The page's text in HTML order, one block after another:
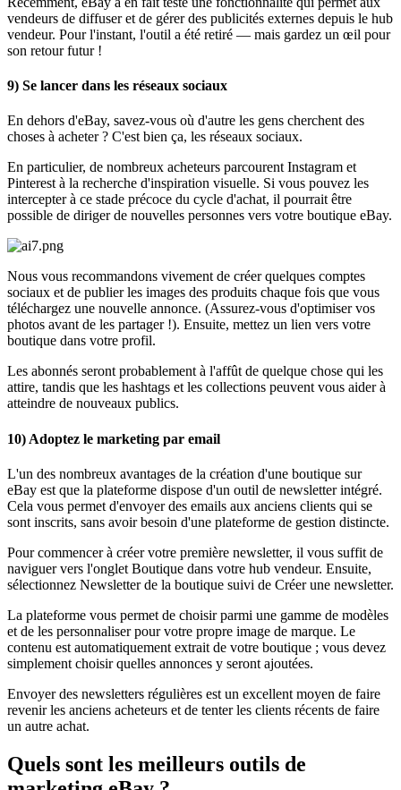
vendeurs de diffuser et de gérer des publicités externes depuis le hub
vendeur. Pour l'instant, l'outil a été retiré — mais gardez un œil pour
son retour futur !
9) Se lancer dans les réseaux sociaux
En dehors d'eBay, savez-vous où d'autre les gens cherchent des
choses à acheter ? C'est bien ça, les réseaux sociaux.
En particulier, de nombreux acheteurs parcourent Instagram et
Pinterest à la recherche d'inspiration visuelle. Si vous pouvez les
intercepter à ce stade précoce du cycle d'achat, il pourrait être
possible de diriger de nouvelles personnes vers votre boutique eBay.
Nous vous recommandons vivement de créer quelques comptes
sociaux et de publier les images des produits chaque fois que vous
téléchargez une nouvelle annonce. (Assurez-vous d'optimiser vos
photos avant de les partager !). Ensuite, mettez un lien vers votre
boutique dans votre profil.
Les abonnés seront probablement à l'affût de quelque chose qui les
attire, tandis que les hashtags et les collections peuvent vous aider à
atteindre de nouveaux publics.
10) Adoptez le marketing par email
L'un des nombreux avantages de la création d'une boutique sur
eBay est que la plateforme dispose d'un outil de newsletter intégré.
Cela vous permet d'envoyer des emails aux anciens clients qui se
sont inscrits, sans avoir besoin d'une plateforme de gestion distincte.
Pour commencer à créer votre première newsletter, il vous suffit de
naviguer vers l'onglet Boutique dans votre hub vendeur. Ensuite,
sélectionnez Newsletter de la boutique suivi de Créer une newsletter.
La plateforme vous permet de choisir parmi une gamme de modèles
et de les personnaliser pour votre propre image de marque. Le
contenu est automatiquement extrait de votre boutique ; vous devez
simplement choisir quelles annonces y seront ajoutées.
Envoyer des newsletters régulières est un excellent moyen de faire
revenir les anciens acheteurs et de tenter les clients récents de faire
un autre achat.
Quels sont les meilleurs outils de